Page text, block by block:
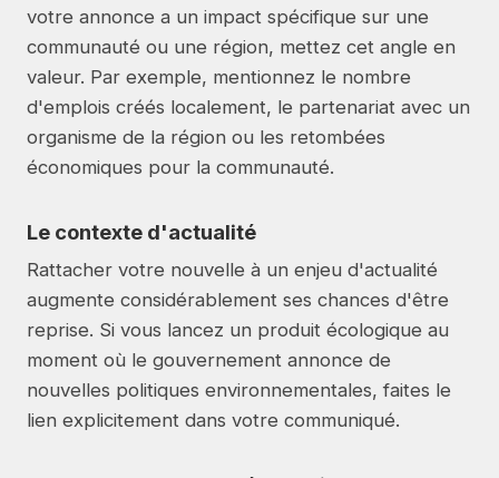
votre annonce a un impact spécifique sur une
communauté ou une région, mettez cet angle en
valeur. Par exemple, mentionnez le nombre
d'emplois créés localement, le partenariat avec un
organisme de la région ou les retombées
économiques pour la communauté.
Le contexte d'actualité
Rattacher votre nouvelle à un enjeu d'actualité
augmente considérablement ses chances d'être
reprise. Si vous lancez un produit écologique au
moment où le gouvernement annonce de
nouvelles politiques environnementales, faites le
lien explicitement dans votre communiqué.